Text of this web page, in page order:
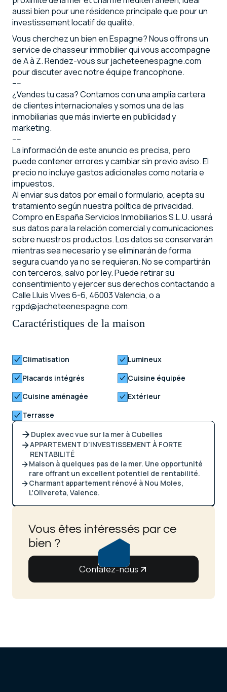
aussi bien pour une résidence principale que pour un
investissement locatif de qualité.
Vous cherchez un bien en Espagne? Nous offrons un
service de chasseur immobilier qui vous accompagne
de A à Z. Rendez-vous sur jacheteenespagne.com
pour discuter avec notre équipe francophone.
–--
¿Vendes tu casa? Contamos con una amplia cartera
de clientes internacionales y somos una de las
inmobiliarias que más invierte en publicidad y
marketing.
–--
La información de este anuncio es precisa, pero
puede contener errores y cambiar sin previo aviso. El
precio no incluye gastos adicionales como notaría e
impuestos.
Al enviar sus datos por email o formulario, acepta su
tratamiento según nuestra política de privacidad.
Compro en España Servicios Inmobiliarios S.L.U. usará
sus datos para la relación comercial y comunicaciones
sobre nuestros productos. Los datos se conservarán
mientras sea necesario y se eliminarán de forma
segura cuando ya no se requieran. No se compartirán
con terceros, salvo por ley. Puede retirar su
consentimiento y ejercer sus derechos contactando a
Calle Lluis Vives 6-6, 46003 Valencia, o a
rgpd@jacheteenespagne.com.
Caractéristiques de la maison
Climatisation
Lumineux
Placards intégrés
Cuisine équipée
Cuisine aménagée
Extérieur
Terrasse
Duplex avec vue sur la mer à Cubelles
APPARTEMENT D’INVESTISSEMENT À FORTE
RENTABILITÉ
Maison à quelques pas de la mer. Une opportunité
rare offrant un excellent potentiel de rentabilité.
Charmant appartement rénové à Nou Moles,
L'Olivereta, Valence.
Vous êtes intéressés par ce
bien ?
Contatez-nous